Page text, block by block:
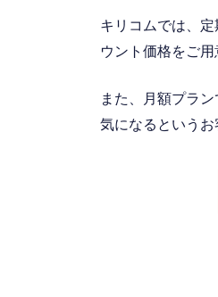
キリコムでは、
ウント価格をご用
また、月額プラ
気になるというお